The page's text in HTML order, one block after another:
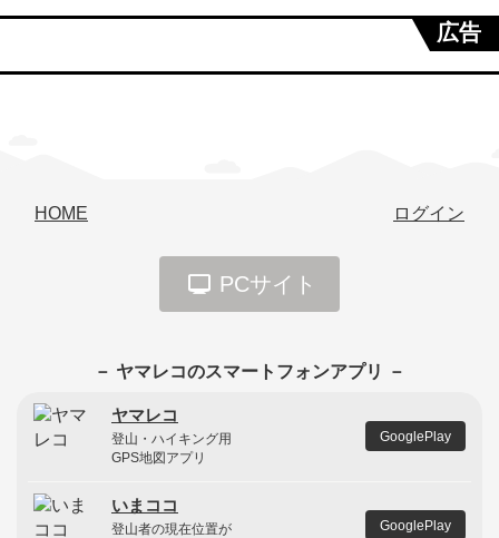
広告
HOME ログイン
PCサイト
－ ヤマレコのスマートフォンアプリ －
ヤマレコ
登山・ハイキング用
GPS地図アプリ
GooglePlay
いまココ
登山者の現在位置が
GooglePlay